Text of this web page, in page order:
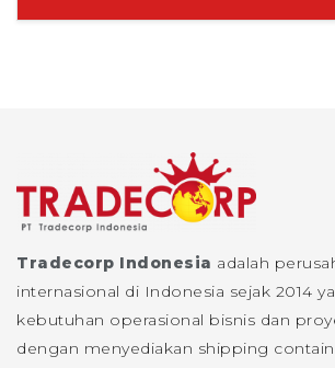
Tradecorp Indonesia adalah
internasional di Indonesia sejak 2014
kebutuhan operasional bisnis dan
dengan menyediakan shipping